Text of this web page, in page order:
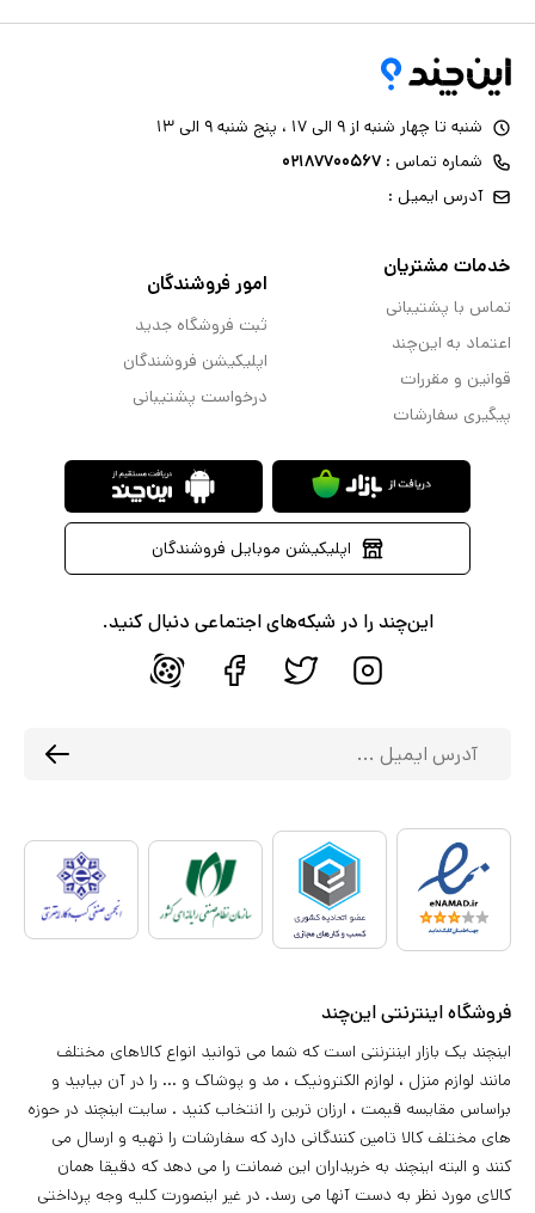
شنبه تا چهار شنبه از ۹ الی ۱۷ ، پنج شنبه ۹ الی ۱۳
شماره تماس : ۰۲۱۸۷۷۰۰۵۶۷
آدرس ایمیل :
خدمات مشتریان
تماس با پشتیبانی
اعتماد به این‌چند
قوانین و مقررات
پیگیری سفارشات
امور فروشندگان
ثبت فروشگاه جدید
اپلیکیشن فروشندگان
درخواست پشتیبانی
اپلیکیشن موبایل فروشندگان
این‌چند را در شبکه‌های اجتماعی دنبال کنید.
فروشگاه اینترنتی این‌چند
اینچند یک بازار اینترنتی است که شما می توانید انواع کالاهای مختلف
مانند لوازم منزل ، لوازم الکترونیک ، مد و پوشاک و ... را در آن بیابید و
براساس مقایسه قیمت ، ارزان ترین را انتخاب کنید . سایت اینچند در حوزه
های مختلف کالا تامین کنندگانی دارد که سفارشات را تهیه و ارسال می
کنند و البته اینچند به خریداران این ضمانت را می دهد که دقیقا همان
کالای مورد نظر به دست آنها می رسد. در غیر اینصورت کلیه وجه پرداختی